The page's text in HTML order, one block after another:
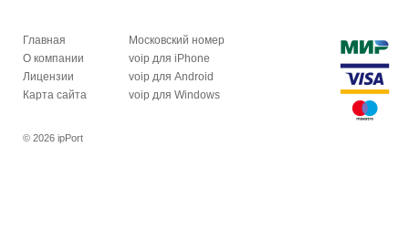
Главная
О компании
Лицензии
Карта сайта
Московский номер
voip для iPhone
voip для Android
voip для Windows
© 2026 ipPort